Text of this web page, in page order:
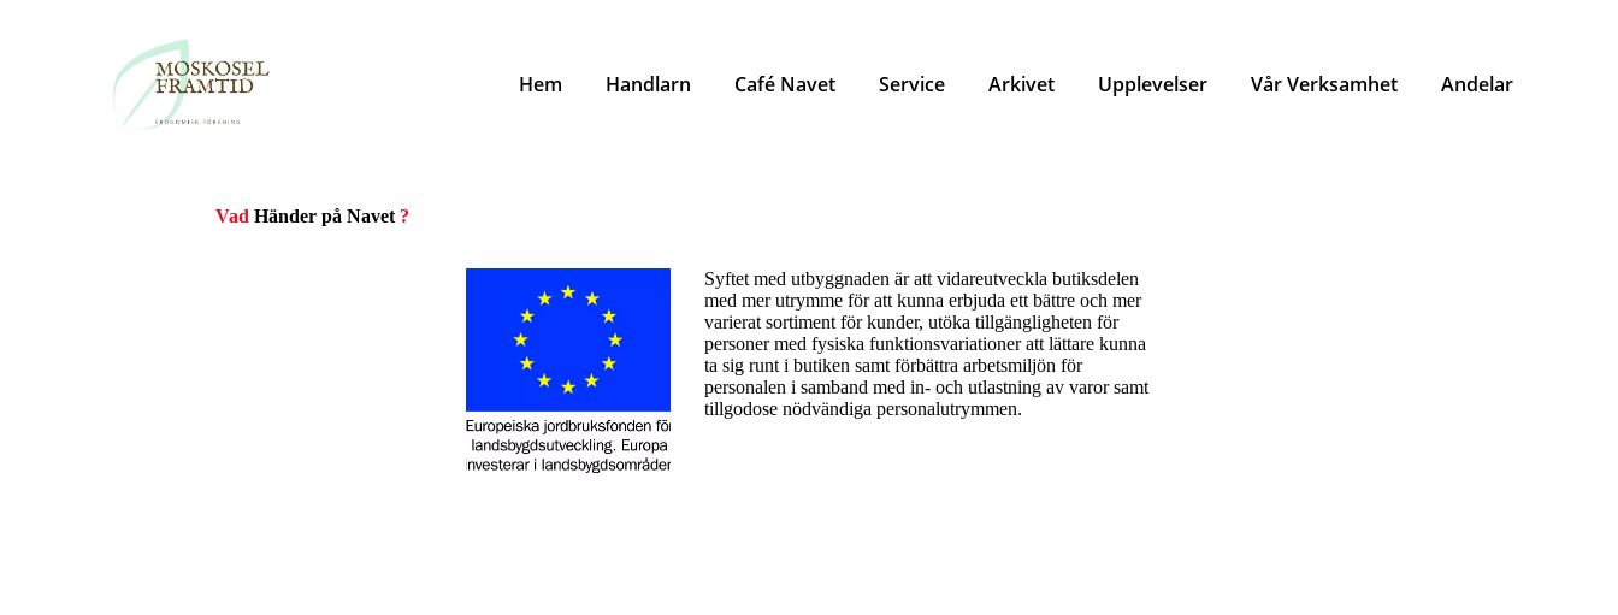
Hem Handlarn Café Navet Service Arkivet Upplevelser Vår Verksamhet Andelar
Vad Händer på Navet ?
Syftet med utbyggnaden är att vidareutveckla butiksdelen
med mer utrymme för att kunna erbjuda ett bättre och mer
varierat sortiment för kunder, utöka tillgängligheten för
personer med fysiska funktionsvariationer att lättare kunna
ta sig runt i butiken samt förbättra arbetsmiljön för
personalen i samband med in- och utlastning av varor samt
tillgodose nödvändiga personalutrymmen.